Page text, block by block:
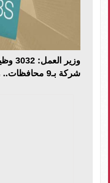
شركة بـ9 محافظات.. والتقديم طوال أغ...